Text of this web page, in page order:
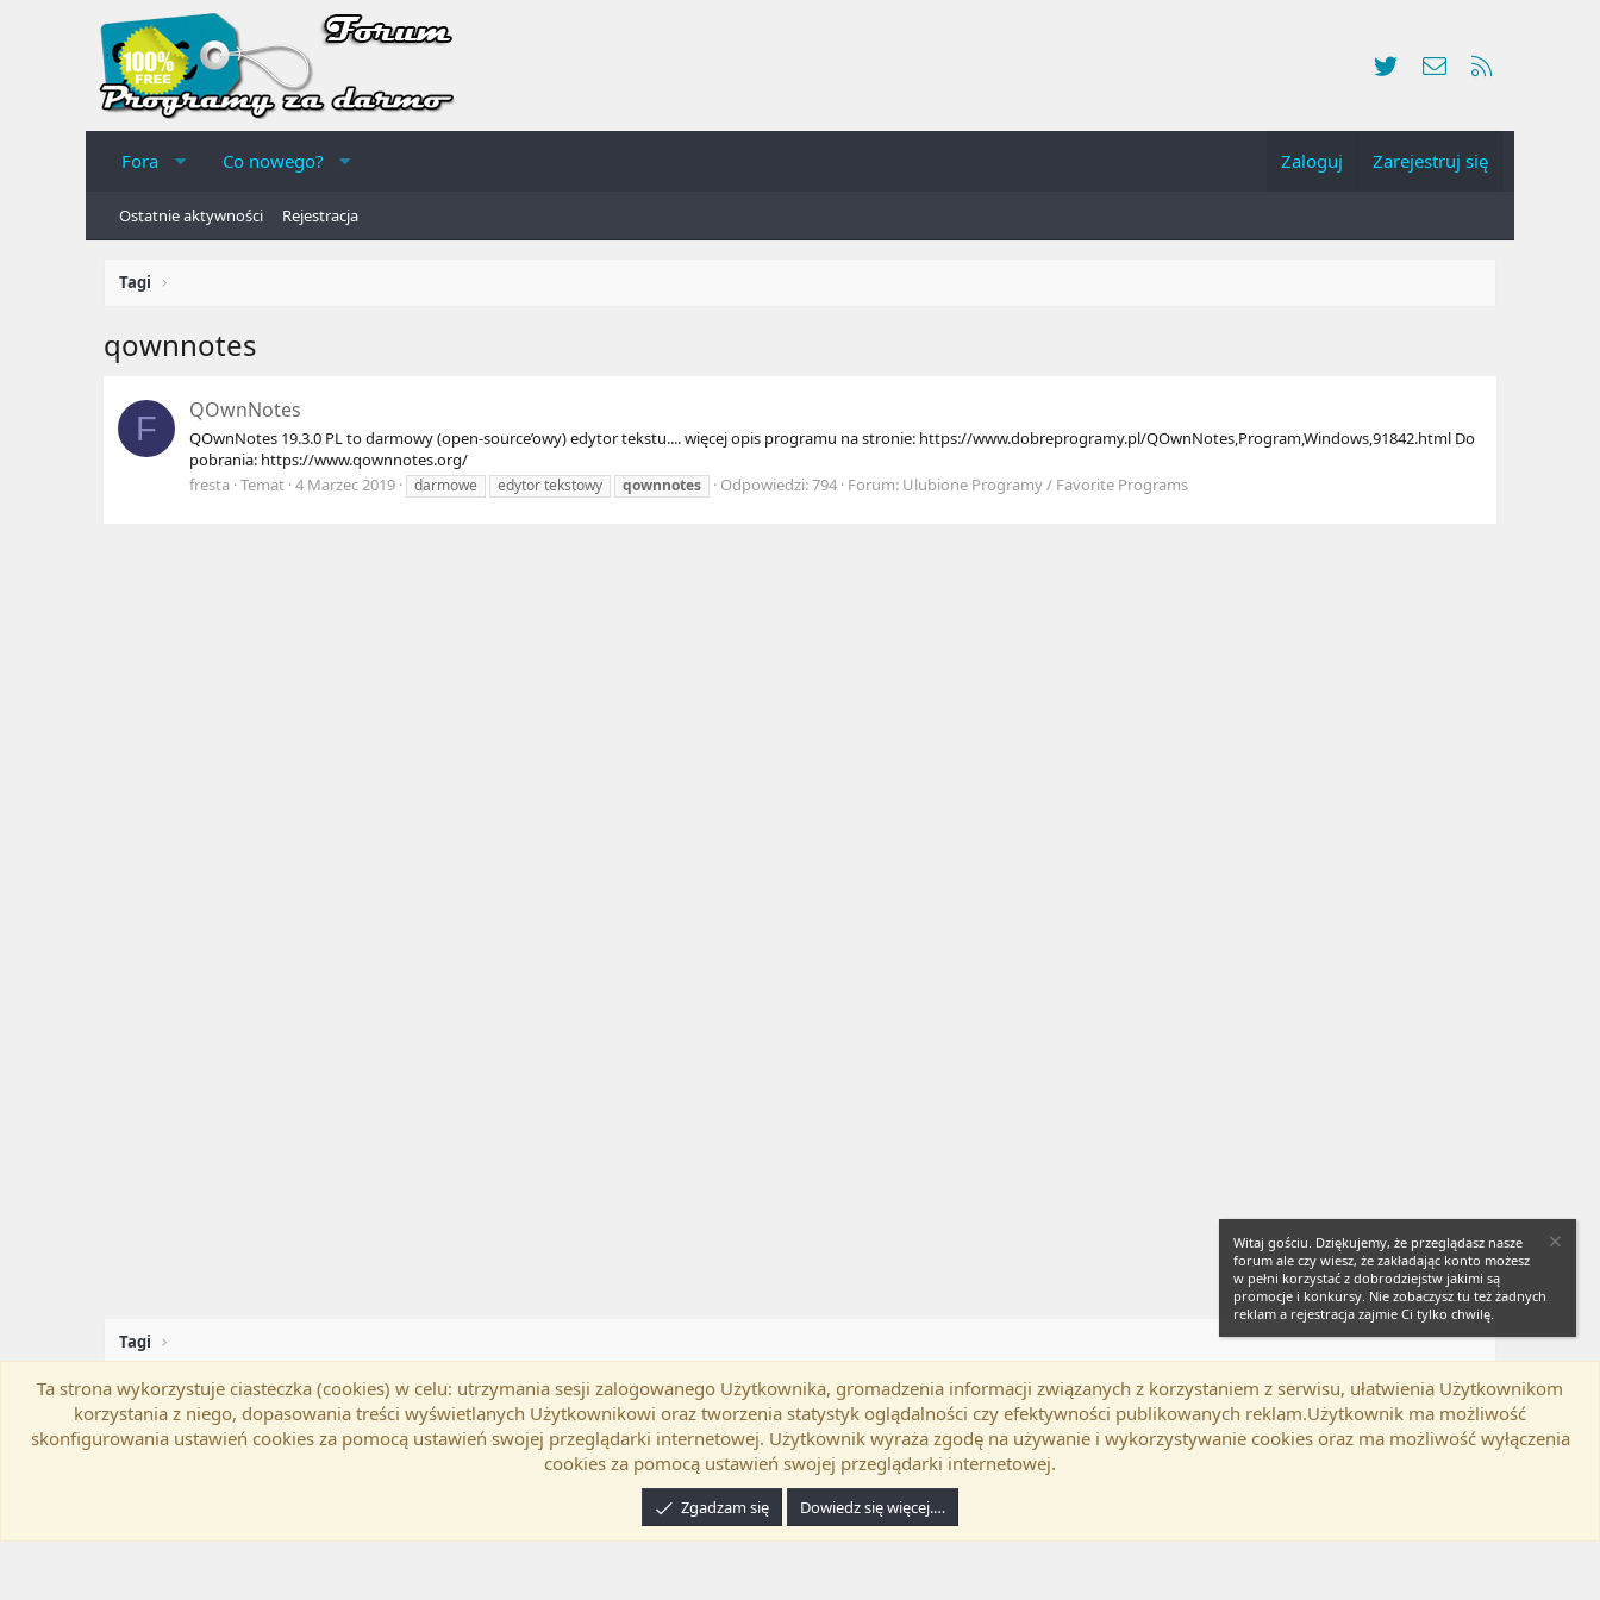
Twitter Kontakt
Fora Co nowego? Zaloguj Zarejestruj się
Ostatnie aktywności Rejestracja
Tagi
qownnotes
F QOwnNotes
QOwnNotes 19.3.0 PL to darmowy (open-source’owy) edytor tekstu.... więcej opis programu na stronie: https://www.dobreprogramy.pl/QOwnNotes,Program,Windows,91842.html Do
pobrania: https://www.qownnotes.org/
fresta Temat 4 Marzec 2019 darmowe edytor tekstowy qownnotes Odpowiedzi: 794 Forum: Ulubione Programy / Favorite Programs
Tagi
Flat Awesome + (Parent DO NOT EDIT) Zmień szerokość Polski (PL) Kontakt Regulamin Polityka prywatności Pomoc TwitterKontakt
RSS
Tłumaczenie wykonane przezprogramyzadarmo.net.pl
Witaj gościu. Dziękujemy, że przeglądasz nasze
forum ale czy wiesz, że zakładając konto możesz
w pełni korzystać z dobrodziejstw jakimi są
promocje i konkursy. Nie zobaczysz tu też żadnych
reklam a rejestracja zajmie Ci tylko chwilę.
Ta strona wykorzystuje ciasteczka (cookies) w celu: utrzymania sesji zalogowanego Użytkownika, gromadzenia informacji związanych z korzystaniem z serwisu, ułatwienia Użytkownikom
korzystania z niego, dopasowania treści wyświetlanych Użytkownikowi oraz tworzenia statystyk oglądalności czy efektywności publikowanych reklam.Użytkownik ma możliwość
skonfigurowania ustawień cookies za pomocą ustawień swojej przeglądarki internetowej. Użytkownik wyraża zgodę na używanie i wykorzystywanie cookies oraz ma możliwość wyłączenia
cookies za pomocą ustawień swojej przeglądarki internetowej.
Zgadzam się Dowiedz się więcej.…